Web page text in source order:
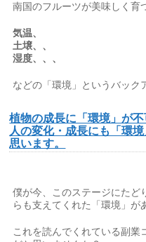
南国のフルーツが美味しく育
気温、
土壌、、
湿度、、、
などの「環境」というバック
植物の成長に「環境」が不
人の変化・成長にも「環
思います。
僕が今、このステージにたど
らも支えてくれた「環境」が
これを読んでくれている副業